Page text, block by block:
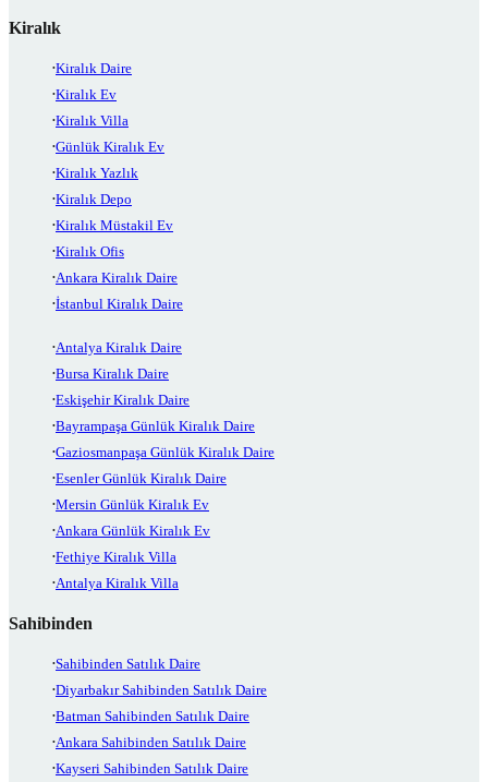
Kiralık
Kiralık Daire
Kiralık Ev
Kiralık Villa
Günlük Kiralık Ev
Kiralık Yazlık
Kiralık Depo
Kiralık Müstakil Ev
Kiralık Ofis
Ankara Kiralık Daire
İstanbul Kiralık Daire
Antalya Kiralık Daire
Bursa Kiralık Daire
Eskişehir Kiralık Daire
Bayrampaşa Günlük Kiralık Daire
Gaziosmanpaşa Günlük Kiralık Daire
Esenler Günlük Kiralık Daire
Mersin Günlük Kiralık Ev
Ankara Günlük Kiralık Ev
Fethiye Kiralık Villa
Antalya Kiralık Villa
Sahibinden
Sahibinden Satılık Daire
Diyarbakır Sahibinden Satılık Daire
Batman Sahibinden Satılık Daire
Ankara Sahibinden Satılık Daire
Kayseri Sahibinden Satılık Daire